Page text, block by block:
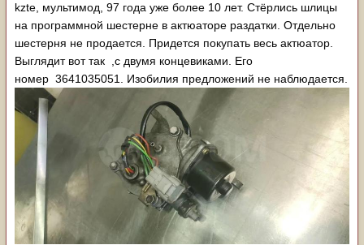
kzte, мультимод, 97 года уже более 10 лет. Стёрлись шлицы
на программной шестерне в актюаторе раздатки. Отдельно
шестерня не продается. Придется покупать весь актюатор.
Выглядит вот так ,с двумя концевиками. Его
номер 3641035051. Изобилия предложений не наблюдается.